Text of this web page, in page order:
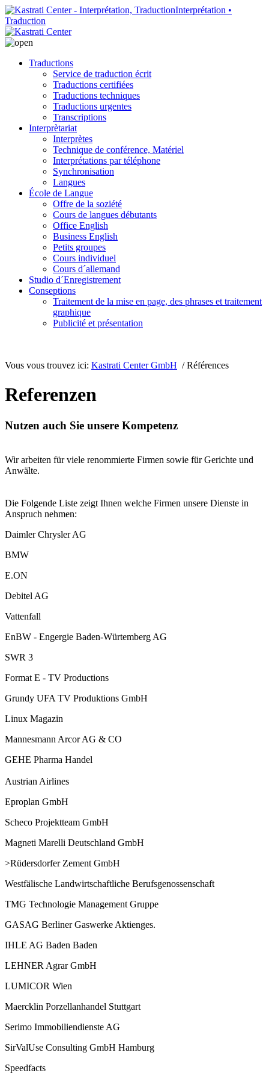
Interprétation •
Traduction
Traductions
Service de traduction écrit
Traductions certifiées
Traductions techniques
Traductions urgentes
Transcriptions
Interprètariat
Interprètes
Technique de conférence, Matériel
Interprétations par téléphone
Synchronisation
Langues
École de Langue
Offre de la soziété
Cours de langues débutants
Office English
Business English
Petits groupes
Cours individuel
Cours d´allemand
Studio d´Enregistrement
Conseptions
Traitement de la mise en page, des phrases et traitement
graphique
Publicité et présentation
Vous vous trouvez ici: Kastrati Center GmbH / Références
Referenzen
Nutzen auch Sie unsere Kompetenz
Wir arbeiten für viele renommierte Firmen sowie für Gerichte und
Anwälte.
Die Folgende Liste zeigt Ihnen welche Firmen unsere Dienste in
Anspruch nehmen:
Daimler Chrysler AG
BMW
E.ON
Debitel AG
Vattenfall
EnBW - Engergie Baden-Würtemberg AG
SWR 3
Format E - TV Productions
Grundy UFA TV Produktions GmbH
Linux Magazin
Mannesmann Arcor AG & CO
GEHE Pharma Handel
Austrian Airlines
Eproplan GmbH
Scheco Projektteam GmbH
Magneti Marelli Deutschland GmbH
>Rüdersdorfer Zement GmbH
Westfälische Landwirtschaftliche Berufsgenossenschaft
TMG Technologie Management Gruppe
GASAG Berliner Gaswerke Aktienges.
IHLE AG Baden Baden
LEHNER Agrar GmbH
LUMICOR Wien
Maercklin Porzellanhandel Stuttgart
Serimo Immobiliendienste AG
SirValUse Consulting GmbH Hamburg
Speedfacts